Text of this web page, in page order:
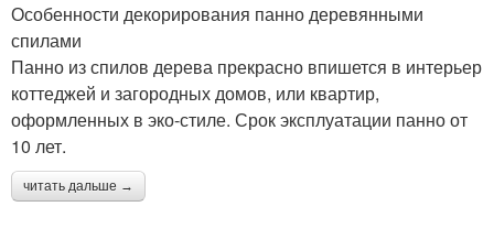
Особенности декорирования панно деревянными
спилами
Панно из спилов дерева прекрасно впишется в интерьер
коттеджей и загородных домов, или квартир,
оформленных в эко-стиле. Срок эксплуатации панно от
10 лет.
читать дальше →